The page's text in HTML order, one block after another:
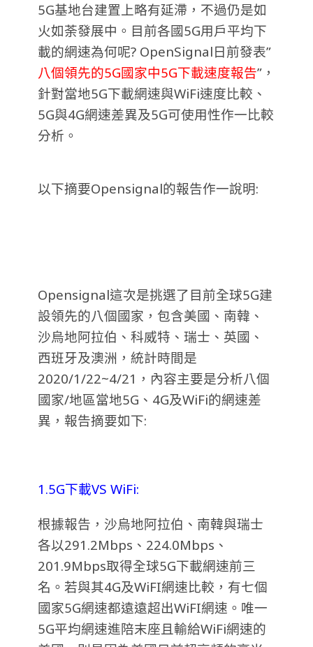
5G基地台建置上略有延滯，不過仍是如
火如荼發展中。 目前各國5G用戶平均下
載的網速為何呢? OpenSignal日前發表”
八個領先的5G國家中5G下載速度報告”，
針對當地5G下載網速與WiFi速度比較、
5G與4G網速差異及5G可使用性作一比較
分析。
以下摘要Opensignal的報告作一說明:
Opensignal這次是挑選了目前全球5G建
設領先的八個國家，包含美國、南韓、
沙烏地阿拉伯、科威特、瑞士、英國、
西班牙及澳洲，統計時間是
2020/1/22~4/21，內容主要是分析八個
國家/地區當地5G、4G及WiFi的網速差
異，報告摘要如下:
1.5G下載VS WiFi:
根據報告，沙烏地阿拉伯、南韓與瑞士
各以291.2Mbps、224.0Mbps、
201.9Mbps取得全球5G下載網速前三
名。若與其4G及WiFI網速比較，有七個
國家5G網速都遠遠超出WiFI網速。唯一
5G平均網速進陪末座且輸給WiFi網速的